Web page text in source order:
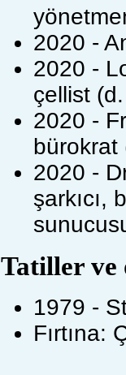
2020 -
2020 -
çellist
2020 -
bürokrat
2020 -
şarkıcı,
Tatiller ve
1979 -
Fırtına: